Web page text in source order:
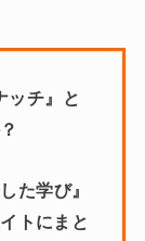
ッチ』と
した学び』
トにまと